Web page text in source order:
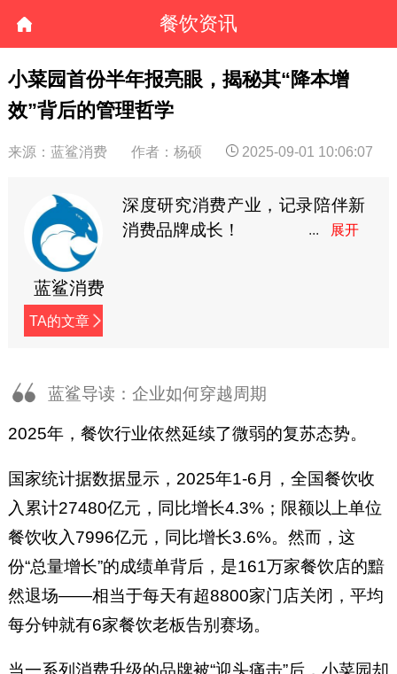
餐饮资讯
小菜园首份半年报亮眼，揭秘其“降本增
效”背后的管理哲学
来源：蓝鲨消费 作者：杨硕 2025-09-01 10:06:07
蓝鲨消费
TA的文章
深度研究消费产业，记录陪伴新
消费品牌成长！
蓝鲨导读：企业如何穿越周期
2025年，餐饮行业依然延续了微弱的复苏态势。
国家统计据数据显示，2025年1-6月，全国餐饮收
入累计27480亿元，同比增长4.3%；限额以上单位
餐饮收入7996亿元，同比增长3.6%。然而，这
份“总量增长”的成绩单背后，是161万家餐饮店的黯
然退场——相当于每天有超8800家门店关闭，平均
每分钟就有6家餐饮老板告别赛场。
当一系列消费升级的品牌被“迎头痛击”后，小菜园却